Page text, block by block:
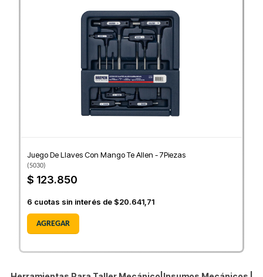
Juego De Llaves Con Mango Te Allen - 7Piezas
(5030)
$ 123.850
6 cuotas sin interés de $20.641,71
AGREGAR